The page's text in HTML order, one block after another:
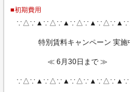
■初期費用
特別賃料キャンペーン 実施
≪ 6月30日まで ≫